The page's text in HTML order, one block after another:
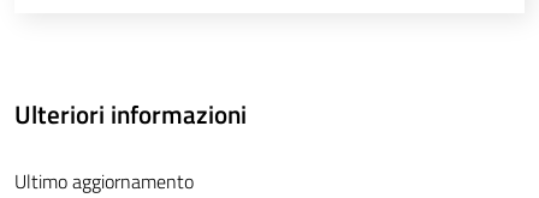
Ulteriori informazioni
Ultimo aggiornamento